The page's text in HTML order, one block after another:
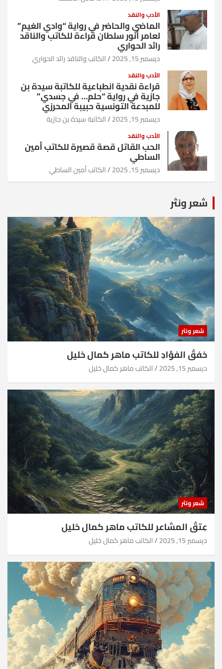
الأدب والنقد
الماضي والحاضر في رواية “وادي الغيم”
لعامر أنور سلطان قراءة للكاتب والناقد
رائد الحواري
ديسمبر 15, 2025 الكاتب والناقد رائد الحواري
الأدب والنقد
قراءة نقدية انطباعية للكاتبة سيدة بن
جازية في رواية “حلم… في جسدي”
للمبدعة التونسية حبيبة المحرزي
ديسمبر 15, 2025 الكاتبة سيدة بن جازية
الأدب والنقد
الحب القاتل قصة قصيرة للكاتب أمين
الساطي
ديسمبر 15, 2025 الكاتب أمين الساطي
شعر ونثر
شعر ونثر
خفقُ الفؤادِ للكاتب ماهر كمال خليل
ديسمبر 15, 2025 الكاتب ماهر كمال خليل
شعر ونثر
عِتقُ المشاعر للكاتب ماهر كمال خليل
ديسمبر 15, 2025 الكاتب ماهر كمال خليل